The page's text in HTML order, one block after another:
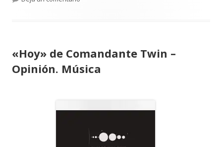
«Hoy» de Comandante Twin –
Opinión. Música